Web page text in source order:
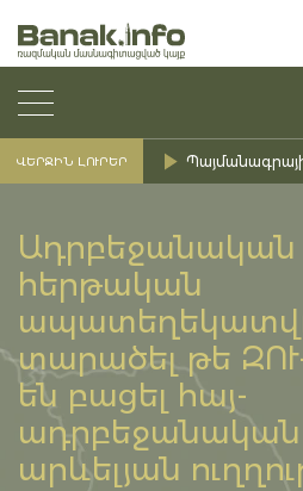
ՎԵՐՋԻՆ ԼՈՒՐԵՐ
Ադրբեջանական
հերթական
տարածել թե
են բացել հայ-
արևելյան